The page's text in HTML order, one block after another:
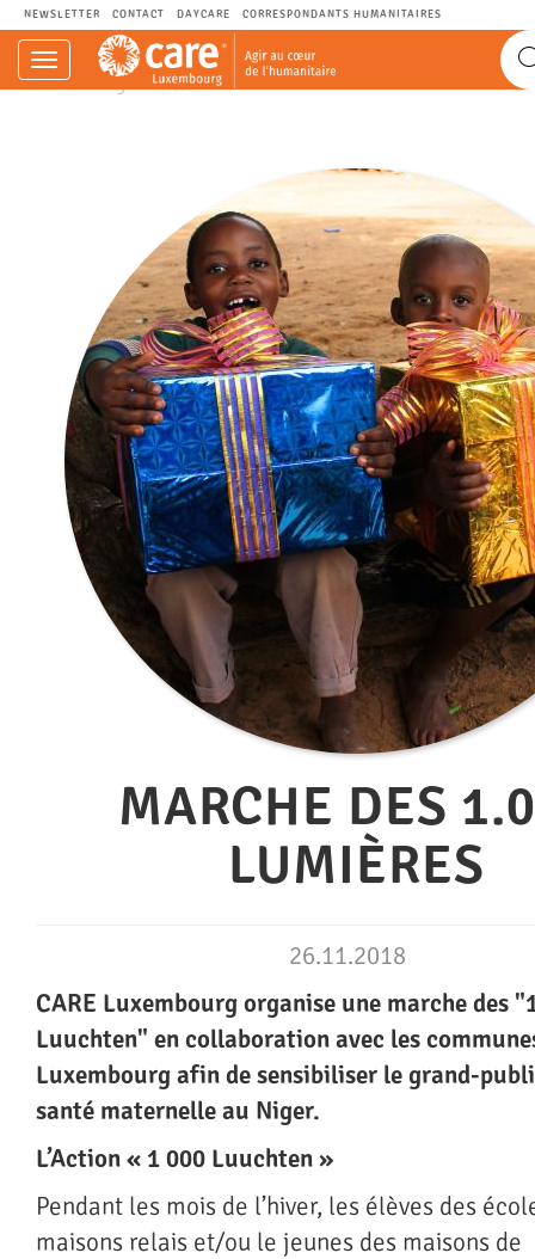
NEWSLETTER CONTACT DAYCARE CORRESPONDANTS HUMANITAIRES
Navigation
einblenden
CARE.LU - Agir au cœur de l’humanitaire.
MARCHE DES
LUMIÈRES
26.11.2018
CARE Luxembourg organise une marche des
Luuchten" en collaboration avec les
Luxembourg afin de sensibiliser le grand-
santé maternelle au Niger.
L’Action « 1 000 Luuchten »
Pendant les mois de l’hiver, les élèves des
maisons relais et/ou le jeunes des maisons de